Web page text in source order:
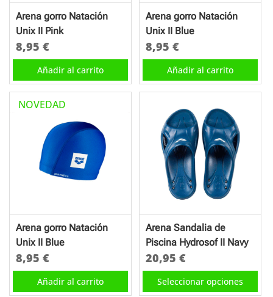
Arena gorro Natación
Unix II Pink
8,95 €
Añadir al carrito
Arena gorro Natación
Unix II Blue
8,95€
Añadir al carrito
NOVEDAD
Arena gorro Natación
Unix II Blue
8,95 €
Añadir al carrito
Arena Sandalia de
Piscina Hydrosof II Navy
20,95€
Seleccionar opciones
Este
producto